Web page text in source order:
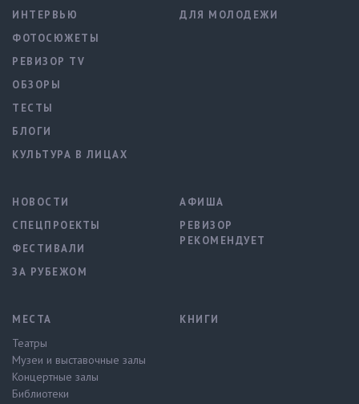
ИНТЕРВЬЮ
ФОТОСЮЖЕТЫ
РЕВИЗОР TV
ОБЗОРЫ
ТЕСТЫ
БЛОГИ
КУЛЬТУРА В ЛИЦАХ
ДЛЯ МОЛОДЕЖИ
НОВОСТИ
СПЕЦПРОЕКТЫ
ФЕСТИВАЛИ
ЗА РУБЕЖОМ
АФИША
РЕВИЗОР
РЕКОМЕНДУЕТ
МЕСТА
Театры
Музеи и выставочные залы
Концертные залы
Библиотеки
КНИГИ